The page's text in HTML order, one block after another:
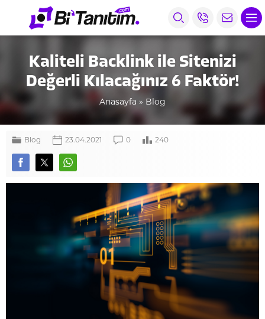
Kaliteli Backlink ile Sitenizi
Değerli Kılacağınız 6 Faktör!
Anasayfa » Blog
Blog 23.04.2021 0 240